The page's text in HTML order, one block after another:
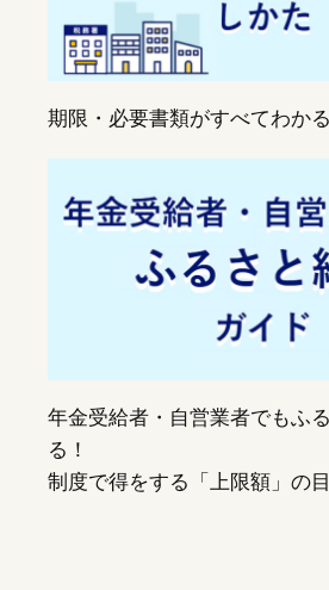
期限・必要書類がすべてわか
年金受給者・自営業者でもふ
る！
制度で得をする「上限額」の